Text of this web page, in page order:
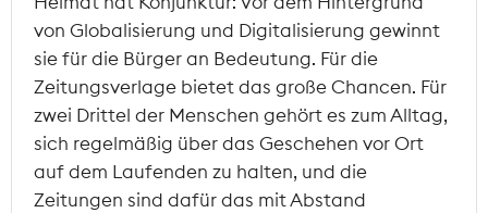
von Globalisierung und Digitalisierung gewinnt
sie für die Bürger an Bedeutung. Für die
Zeitungsverlage bietet das große Chancen. Für
zwei Drittel der Menschen gehört es zum Alltag,
sich regelmäßig über das Geschehen vor Ort
auf dem Laufenden zu halten, und die
Zeitungen sind dafür das mit Abstand